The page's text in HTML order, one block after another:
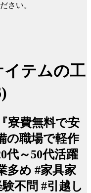
さい。
イテムの工
寮費無料で安
職場で軽作
代～50代活躍
多め #家具家
不問 #引越し